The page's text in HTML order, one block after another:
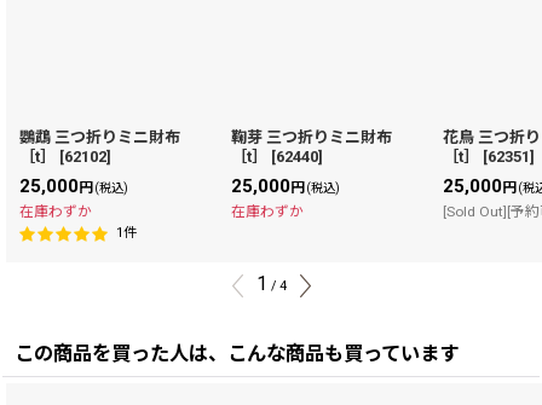
鸚鵡 三つ折りミニ財布
［t］
[62102]
25,000円(税込)
在庫わずか
1件
鞠芽 三つ折りミニ財布
［t］
[62440]
25,000円(税込)
在庫わずか
花鳥 三つ折
［t］
[62351]
25,000円(税
[Sold Out][予
1 / 4
この商品を買った人は、こんな商品も買っています